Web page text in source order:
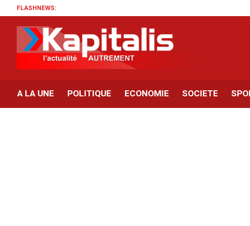
FLASHNEWS:
A LA UNE POLITIQUE ECONOMIE SOCIETE